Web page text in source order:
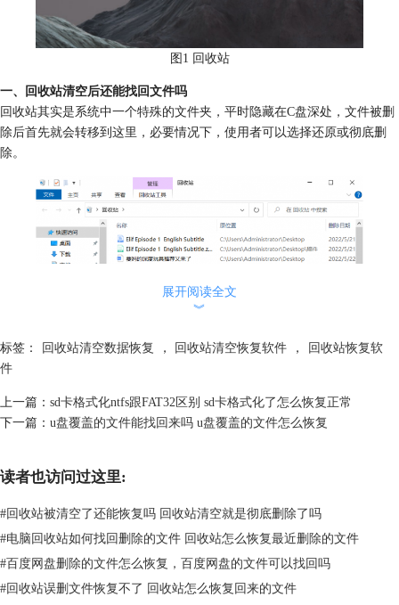
图1 回收站
一、回收站清空后还能找回文件吗
回收站其实是系统中一个特殊的文件夹，平时隐藏在C盘深处，文件被删
除后首先就会转移到这里，必要情况下，使用者可以选择还原或彻底删
除。
而当回收站内的文件被清除后，文件名首位字母会被改为特殊字符，文件
所在的位置也会被标记为可用簇，当新文件覆盖了原位置后，这份文件才
算是被彻底清除。
直接读取硬盘里的内容，再用关键索引找到目标文件，达到恢复数据的目
展开阅读全文
︾
标签： 回收站清空数据恢复 ， 回收站清空恢复软件 ，
回收站恢复软
件
上一篇： sd卡格式化ntfs跟FAT32区别 sd卡格式化了怎么恢复正常
下一篇： u盘覆盖的文件能找回来吗 u盘覆盖的文件怎么恢复
读者也访问过这里:
#回收站被清空了还能恢复吗 回收站清空就是彻底删除了吗
#电脑回收站如何找回删除的文件 回收站怎么恢复最近删除的文件
#百度网盘删除的文件怎么恢复，百度网盘的文件可以找回吗
#回收站误删文件恢复不了 回收站怎么恢复回来的文件